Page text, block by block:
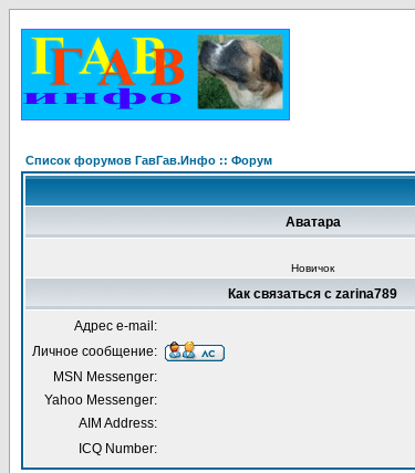
Список форумов ГавГав.Инфо :: Форум
Аватара
Новичок
Как связаться с zarina789
Адрес e-mail:
Личное сообщение:
MSN Messenger:
Yahoo Messenger:
AIM Address:
ICQ Number: